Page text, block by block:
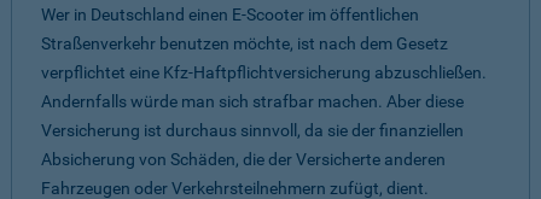
Wer in Deutschland einen E-Scooter im öffentlichen
Straßenverkehr benutzen möchte, ist nach dem Gesetz
verpflichtet eine Kfz-Haftpflichtversicherung abzuschließen.
Andernfalls würde man sich strafbar machen. Aber diese
Versicherung ist durchaus sinnvoll, da sie der finanziellen
Absicherung von Schäden, die der Versicherte anderen
Fahrzeugen oder Verkehrsteilnehmern zufügt, dient.